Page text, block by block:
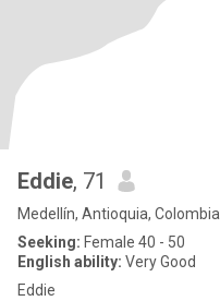
Eddie, 71
Medellín, Antioquia, Colombia
Seeking: Female 40 - 50
English ability: Very Good
Eddie